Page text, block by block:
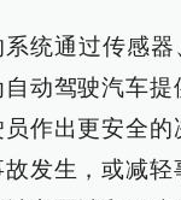
统通过传感器
动驾驶汽车提
作出更安全的
发生，或减轻